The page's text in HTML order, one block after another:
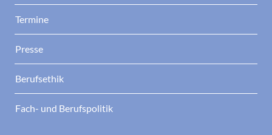
Termine
Presse
Berufsethik
Fach- und Berufspolitik